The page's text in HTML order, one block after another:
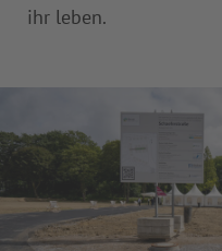
ihr leben.